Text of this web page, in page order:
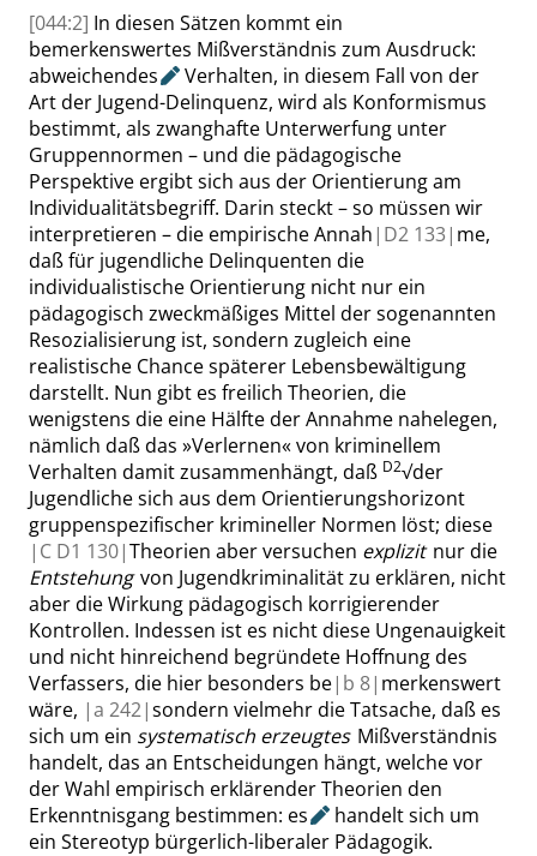
[044:2] In diesen Sätzen kommt ein
bemerkenswertes Mißverständnis zum Ausdruck:
abweichendes
Verhalten, in diesem Fall von der
Art der Jugend-Delinquenz, wird als Konformismus
bestimmt, als zwanghafte Unterwerfung unter
Gruppennormen – und die pädagogische
Perspektive ergibt sich aus der Orientierung am
Individualitätsbegriff. Darin steckt – so müssen wir
interpretieren – die empirische Annah | D2 133| me,
daß für jugendliche Delinquenten die
individualistische Orientierung nicht nur ein
pädagogisch zweckmäßiges Mittel der sogenannten
Resozialisierung ist, sondern zugleich eine
realistische Chance späterer Lebensbewältigung
darstellt. Nun gibt es freilich Theorien, die
wenigstens die eine Hälfte der Annahme nahelegen,
nämlich daß das »Verlernen«von kriminellem
Verhalten damit zusammenhängt, daß D2√der
Jugendlichesich aus dem Orientierungshorizont
gruppenspezifischer krimineller Normen löst; diese
| C D1 130|Theorien aber versuchen explizitnur die
Entstehungvon Jugendkriminalität zu erklären, nicht
aber die Wirkung pädagogisch korrigierender
Kontrollen. Indessen ist es nicht diese Ungenauigkeit
und nicht hinreichend begründete Hoffnung des
Verfassers, die hier besonders be| b 8| merkenswert
wäre, |a 242|sondern vielmehr die Tatsache, daß es
sich um ein systematisch erzeugtes Mißverständnis
handelt, das an Entscheidungen hängt, welche vor
der Wahl empirisch erklärender Theorien den
Erkenntnisgang bestimmen: es
handelt sich um
ein Stereotyp bürgerlich-liberaler Pädagogik.